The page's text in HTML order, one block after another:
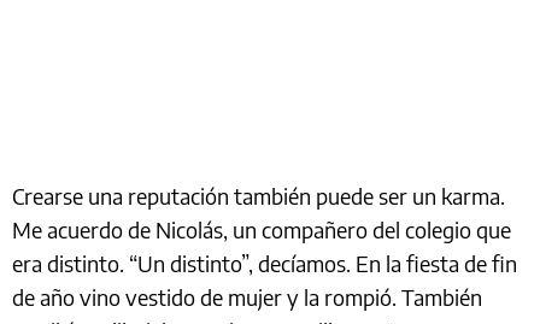
Crearse una reputación también puede ser un karma.
Me acuerdo de Nicolás, un compañero del colegio que
era distinto. “Un distinto”, decíamos. En la fiesta de fin
de año vino vestido de mujer y la rompió. También